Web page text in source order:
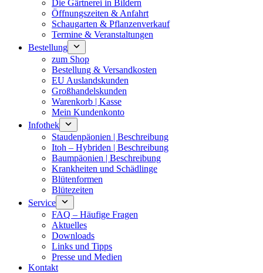
Die Gärtnerei in Bildern
Öffnungszeiten & Anfahrt
Schaugarten & Pflanzenverkauf
Termine & Veranstaltungen
Bestellung
zum Shop
Bestellung & Versandkosten
EU Auslandskunden
Großhandelskunden
Warenkorb | Kasse
Mein Kundenkonto
Infothek
Staudenpäonien | Beschreibung
Itoh – Hybriden | Beschreibung
Baumpäonien | Beschreibung
Krankheiten und Schädlinge
Blütenformen
Blütezeiten
Service
FAQ – Häufige Fragen
Aktuelles
Downloads
Links und Tipps
Presse und Medien
Kontakt